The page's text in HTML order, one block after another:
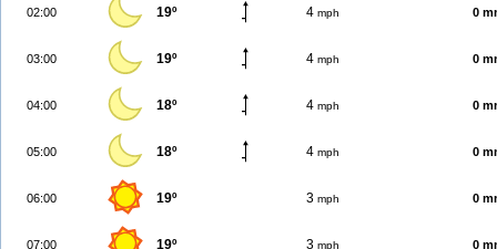
02:00 19º 4 mph 0
03:00 19º 4 mph 0
04:00 18º 4 mph 0
05:00 18º 4 mph 0
06:00 19º 3 mph 0
07:00 19º 3 mph 0